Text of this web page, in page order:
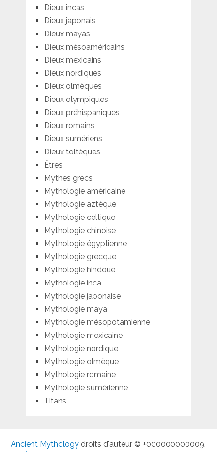
Dieux incas
Dieux japonais
Dieux mayas
Dieux mésoaméricains
Dieux mexicains
Dieux nordiques
Dieux olmèques
Dieux olympiques
Dieux préhispaniques
Dieux romains
Dieux sumériens
Dieux toltèques
Êtres
Mythes grecs
Mythologie américaine
Mythologie aztèque
Mythologie celtique
Mythologie chinoise
Mythologie égyptienne
Mythologie grecque
Mythologie hindoue
Mythologie inca
Mythologie japonaise
Mythologie maya
Mythologie mésopotamienne
Mythologie mexicaine
Mythologie nordique
Mythologie olmèque
Mythologie romaine
Mythologie sumérienne
Titans
Ancient Mythology droits d'auteur © +000000000009.